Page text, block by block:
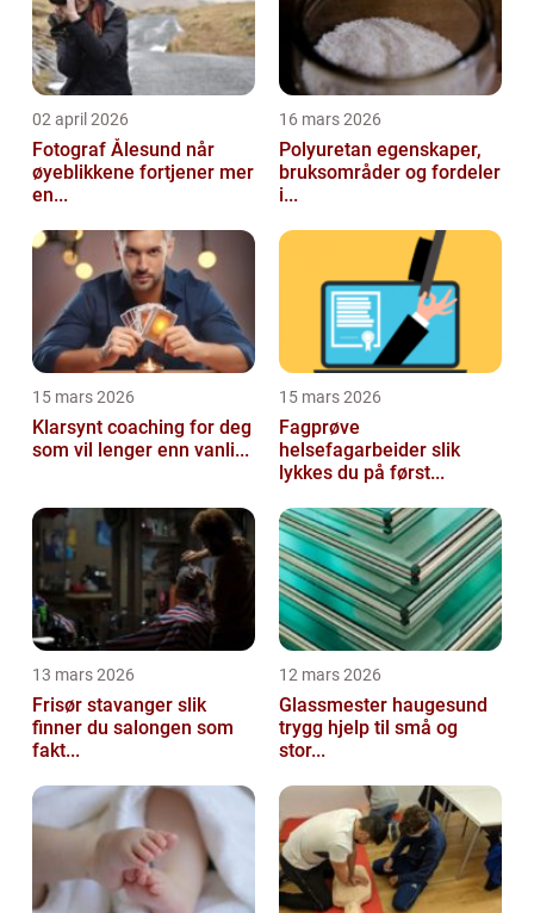
02 april 2026
Fotograf Ålesund når
øyeblikkene fortjener mer
en...
16 mars 2026
Polyuretan egenskaper,
bruksområder og fordeler
i...
15 mars 2026
Klarsynt coaching for deg
som vil lenger enn vanli...
15 mars 2026
Fagprøve
helsefagarbeider slik
lykkes du på først...
13 mars 2026
Frisør stavanger slik
finner du salongen som
fakt...
12 mars 2026
Glassmester haugesund
trygg hjelp til små og
stor...